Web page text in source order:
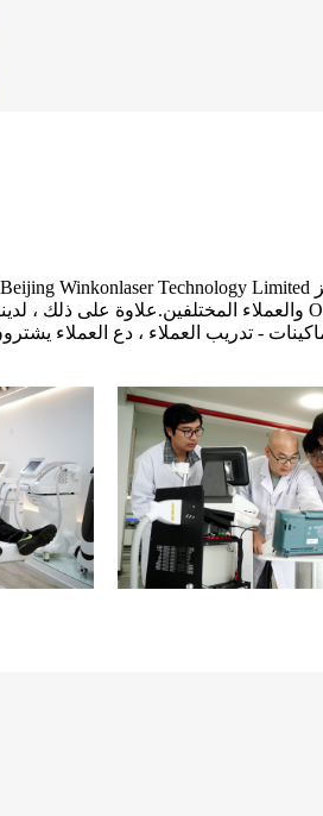
- تدريب العملاء ، دع العملاء